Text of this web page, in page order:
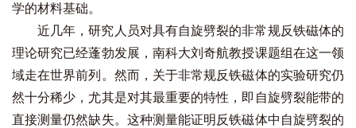
学的材料基础。
近几年，研究人员对具有自旋劈裂的非常规反铁磁体的
理论研究已经蓬勃发展，南科大刘奇航教授课题组在这一领
域走在世界前列。然而，关于非常规反铁磁体的实验研究仍
然十分稀少，尤其是对其最重要的特性，即自旋劈裂能带的
直接测量仍然缺失。这种测量能证明反铁磁体中自旋劈裂的